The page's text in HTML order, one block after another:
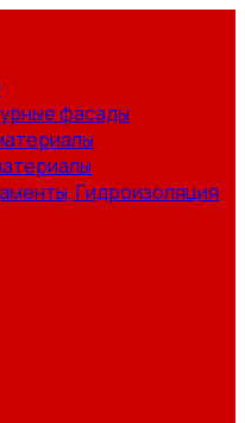
фасады
Гидроизоляция